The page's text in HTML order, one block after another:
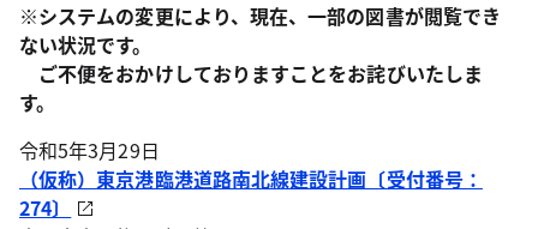
※システムの変更により、現在、一部の図書が閲覧でき
ない状況です。
ご不便をおかけしておりますことをお詫びいたしま
す。
令和5年3月29日
（仮称）東京港臨港道路南北線建設計画〔受付番号：
274〕